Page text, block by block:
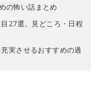
の怖い話まとめ
27選。見どころ・日程
実させるおすすめの過